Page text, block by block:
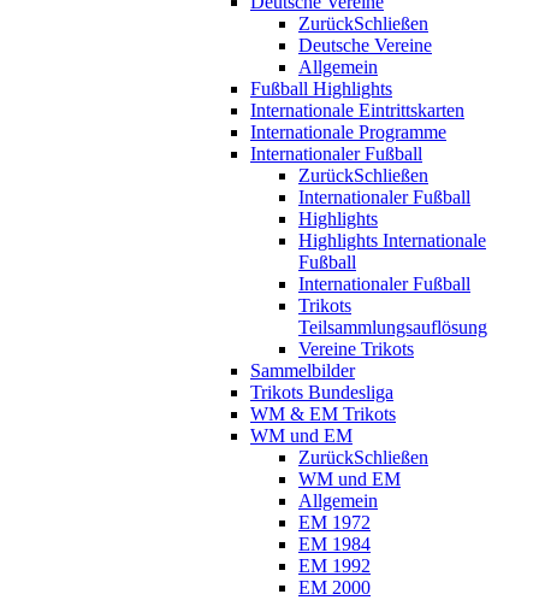
ZurückSchließen
Deutsche Vereine
Allgemein
Fußball Highlights
Internationale Eintrittskarten
Internationale Programme
Internationaler Fußball
ZurückSchließen
Internationaler Fußball
Highlights
Highlights Internationale
Fußball
Internationaler Fußball
Trikots
Teilsammlungsauflösung
Vereine Trikots
Sammelbilder
Trikots Bundesliga
WM & EM Trikots
WM und EM
ZurückSchließen
WM und EM
Allgemein
EM 1972
EM 1984
EM 1992
EM 2000